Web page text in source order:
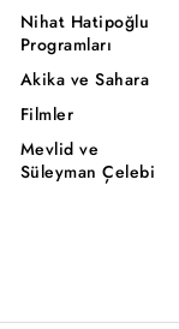
Nihat Hatipoğlu
Programları
Akika ve Sahara
Filmler
Mevlid ve
Süleyman Çelebi